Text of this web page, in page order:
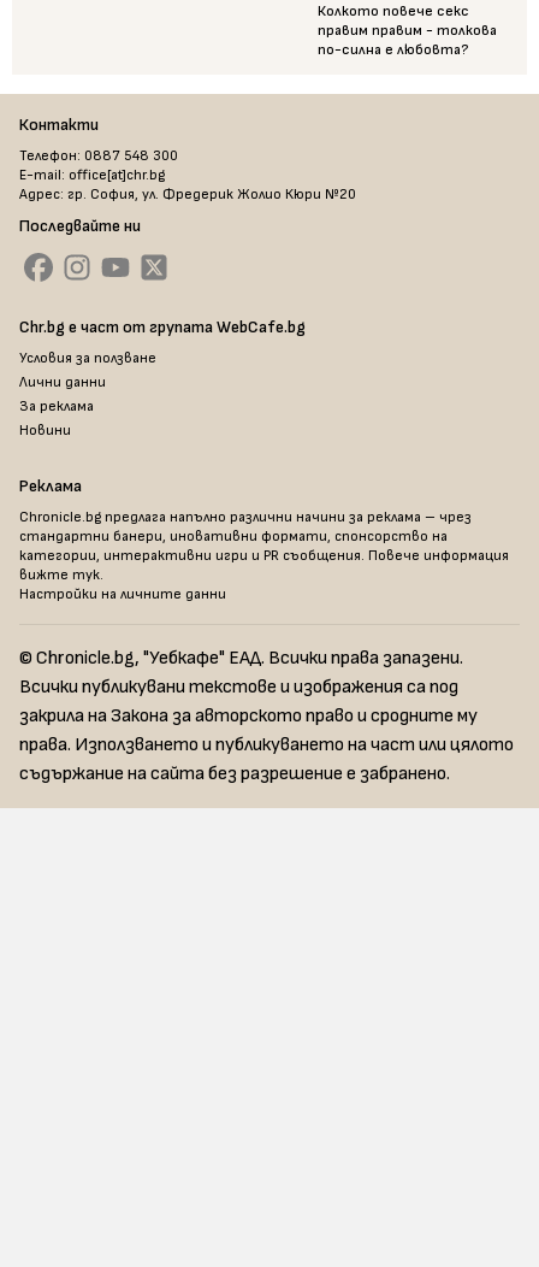
Колкото повече секс
правим правим - толкова
по-силна е любовта?
Контакти
Телефон: 0887 548 300
E-mail: office[at]chr.bg
Адрес: гр. София, ул. Фредерик Жолио Кюри №20
Последвайте ни
Chr.bg е част от групата WebCafe.bg
Условия за ползване
Лични данни
За реклама
Новини
Реклама
Chronicle.bg предлага напълно различни начини за реклама – чрез
стандартни банери, иновативни формати, спонсорство на
категории, интерактивни игри и PR съобщения. Повече информация
вижте тук.
Настройки на личните данни
© Chronicle.bg, "Уебкафе" ЕАД. Всички права запазени.
Всички публикувани текстове и изображения са под
закрила на Закона за авторското право и сродните му
права. Използването и публикуването на част или цялото
съдържание на сайта без разрешение е забранено.